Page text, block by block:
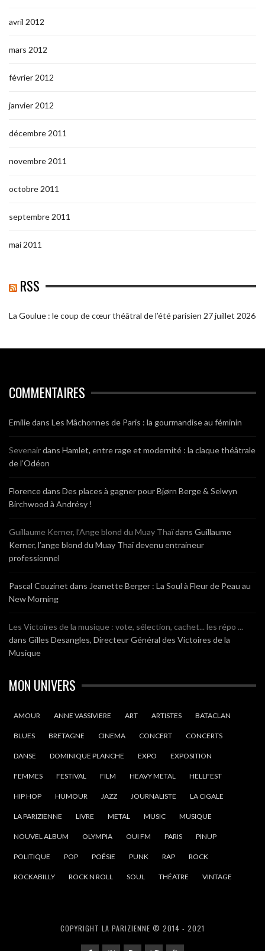
avril 2012
mars 2012
février 2012
janvier 2012
décembre 2011
novembre 2011
octobre 2011
septembre 2011
mai 2011
RSS
La Goulue : le coup de cœur théâtral de l’été parisien 27 juillet 2026
COMMENTAIRES
Emiliedans Les Mâchonnes de Paris : la gourmandise au féminin
Sevenairdans Hamlet, entre rage et modernité : la claque théâtrale
de l’Odéon
Florencedans Des places à gagner pour Bjørn Berge & Selwyn
Birchwood à Andrésy !
Guillaume Kerner, l’Ange blond du Muay Thaïdans Guillaume
Kerner, l’ange blond du Muay Thaï devenu entraineur
professionnel
Pascal Couzinet dans Jeanette Berger : La Soul à Fleur de Peau au
New Morning
Les Victoires de la musique : vote, sélection, cachet... les répo ...
dans Gilles Desangles, Directeur Général des Victoires de la
Musique
MON UNIVERS
AMOUR ANNE VASSIVIERE ART ARTISTES BATACLAN
BLUES BRETAGNE CINEMA CONCERT CONCERTS
DANSE DOMINIQUE PLANCHE EXPO EXPOSITION
FEMMES FESTIVAL FILM HEAVY METAL HELLFEST
HIP HOP HUMOUR JAZZ JOURNALISTE LA CIGALE
LA PARIZIENNE LIVRE METAL MUSIC MUSIQUE
NOUVEL ALBUM OLYMPIA OUI FM PARIS PINUP
POLITIQUE POP POÉSIE PUNK RAP ROCK
ROCKABILLY ROCK N ROLL SOUL THÉATRE VINTAGE
COPYRIGHT LA PARIZIENNE © 2014 - 2021